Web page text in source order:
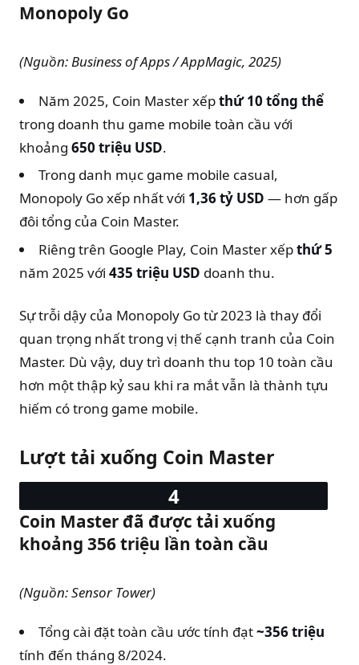
Monopoly Go
(Nguồn: Business of Apps / AppMagic, 2025)
Năm 2025, Coin Master xếpthứ 10 tổng thể
trong doanh thu game mobile toàn cầu với
khoảng 650 triệu USD.
Trong danh mục game mobile casual,
Monopoly Go xếp nhất với 1,36 tỷ USD — hơn gấp
đôi tổng của Coin Master.
Riêng trên Google Play, Coin Master xếpthứ 5
năm 2025 với 435 triệu USD doanh thu.
Sự trỗi dậy của Monopoly Go từ 2023 là thay đổi
quan trọng nhất trong vị thế cạnh tranh của Coin
Master. Dù vậy, duy trì doanh thu top 10 toàn cầu
hơn một thập kỷ sau khi ra mắt vẫn là thành tựu
hiếm có trong game mobile.
Lượt tải xuống Coin Master
Coin Master đã được tải xuống
khoảng 356 triệu lần toàn cầu
(Nguồn: Sensor Tower)
Tổng cài đặt toàn cầu ước tính đạt~356 triệu
tính đến tháng 8/2024.